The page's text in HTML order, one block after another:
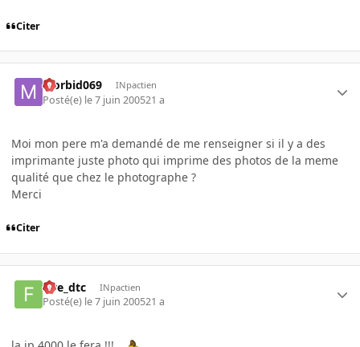
Citer
Morbid069 INpactien
Posté(e) le 7 juin 200521 a
Moi mon pere m'a demandé de me renseigner si il y a des
imprimante juste photo qui imprime des photos de la meme
qualité que chez le photographe ?
Merci
Citer
five_dtc INpactien
Posté(e) le 7 juin 200521 a